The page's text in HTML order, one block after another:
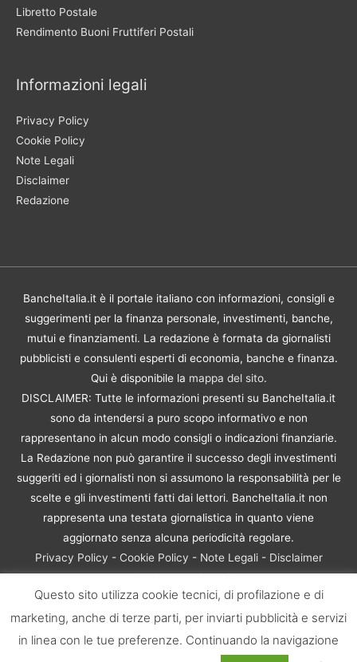
Libretto Postale
Rendimento Buoni Fruttiferi Postali
Informazioni legali
Privacy Policy
Cookie Policy
Note Legali
Disclaimer
Redazione
BancheItalia.it è il portale italiano con informazioni, consigli e
suggerimenti per la finanza personale, investimenti, banche,
mutui e finanziamenti. La redazione è formata da giornalisti
pubblicisti e consulenti esperti di economia, banche e finanza.
Qui è disponibile la mappa del sito.
DISCLAIMER: Tutte le informazioni presenti su BancheItalia.it
sono da intendersi a puro scopo informativo e non
rappresentano in alcun modo consigli o indicazioni finanziarie.
La Redazione non può garantire il successo degli investimenti
suggeriti ed i giornalisti non si assumono la responsabilità per le
scelte e gli investimenti fatti dai lettori. BancheItalia.it non
rappresenta una testata giornalistica in quanto viene
aggiornato senza alcuna periodicità regolare.
Privacy Policy - Cookie Policy - Note Legali- Disclaimer
Rischio Investimenti
BancheItalia.it Copyright © 2021. Tutti i diritti sono riservati. |
P.IVA 10673901004 | Contenuti di proprietà di BancheItalia.it:
non sono riproducibili, neanche parzialmente, senza esplicita
Questo sito utilizza cookie tecnici, di profilazione e di
marketing, anche di terze parti, per inviarti pubblicità e servizi
in linea con le tue preferenze. Continuando la navigazione